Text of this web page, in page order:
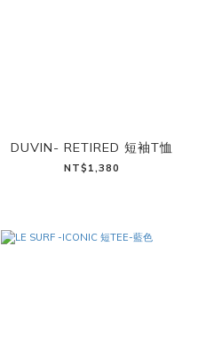
DUVIN- RETIRED 短袖T恤
NT$1,380